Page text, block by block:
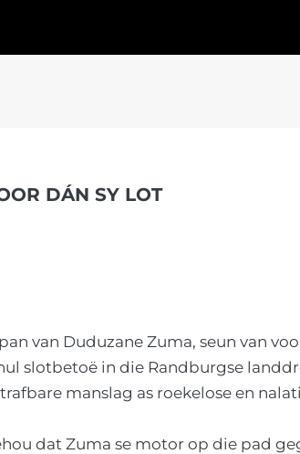
DÁN SY LOT
van Duduzane Zuma, seun van
slotbetoë in die Randburgse
manslag as roekelose en
dat Zuma se motor op die pad